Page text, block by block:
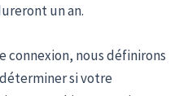
un an.
connexion, nous définirons
si votre